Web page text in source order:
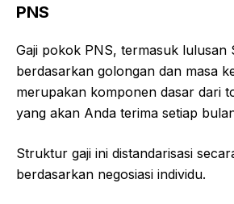
PNS
Gaji pokok PNS, termasuk lulusan
berdasarkan golongan dan masa
merupakan komponen dasar dari
yang akan Anda terima setiap
Struktur gaji ini distandarisasi
berdasarkan negosiasi individu.